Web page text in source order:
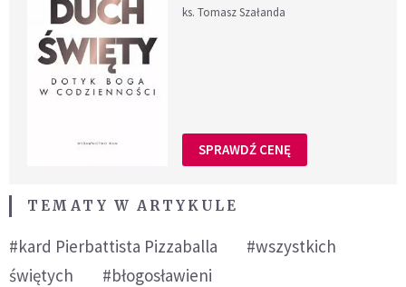
ks. Tomasz Szałanda
SPRAWDŹ CENĘ
TEMATY W ARTYKULE
#kard Pierbattista Pizzaballa
#wszystkich
świętych
#błogosławieni